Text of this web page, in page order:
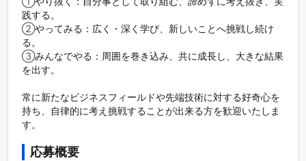
践する。
②やってみる：広く・深く学び、新しいことへ挑戦し続け
る。
③みんなでやる：周囲を巻き込み、共に成長し、大きな結果
を出す。
常に新たなビジネスフィールドや先端技術に対する好奇心を
持ち、自律的に考え挑戦することが出来る方を歓迎いたしま
す。
応募概要